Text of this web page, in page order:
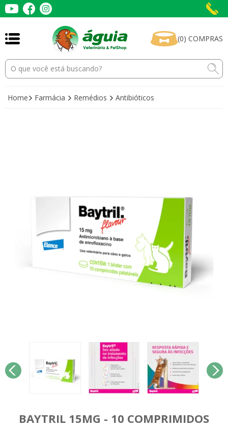
(0) COMPRAS
Home Farmácia Remédios Antibióticos
BAYTRIL 15MG - 10 COMPRIMIDOS